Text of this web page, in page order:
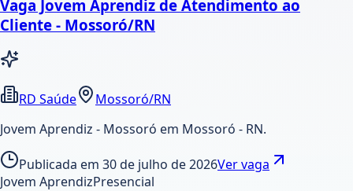
Vaga Jovem Aprendiz de Atendimento ao
Cliente - Mossoró/RN
RD Saúde
Mossoró/RN
Jovem Aprendiz - Mossoró em Mossoró - RN.
Publicada em 30 de julho de 2026Ver vaga
Jovem AprendizPresencial